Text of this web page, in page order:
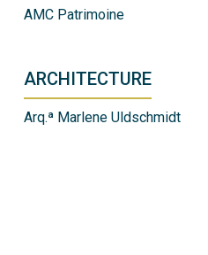
AMC Patrimoine
ARCHITECTURE
Arq.ª Marlene Uldschmidt